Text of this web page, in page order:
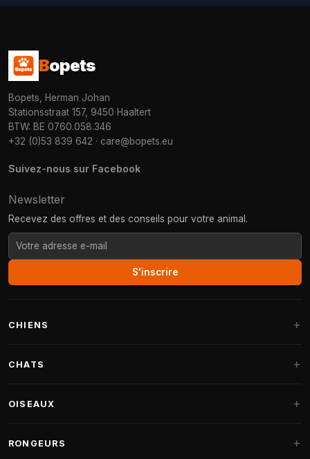
Bopets
Bopets, Herman Johan
Stationsstraat 157, 9450 Haaltert
BTW: BE 0760.058.346
+32 (0)53 839 642 · care@bopets.eu
Suivez-nous sur Facebook
Newsletter
Recevez des offres et des conseils pour votre animal.
S'inscrire
CHIENS
Paniers Fantail
CHATS
Arbres à chat Maine Coon
OISEAUX
RONGEURS